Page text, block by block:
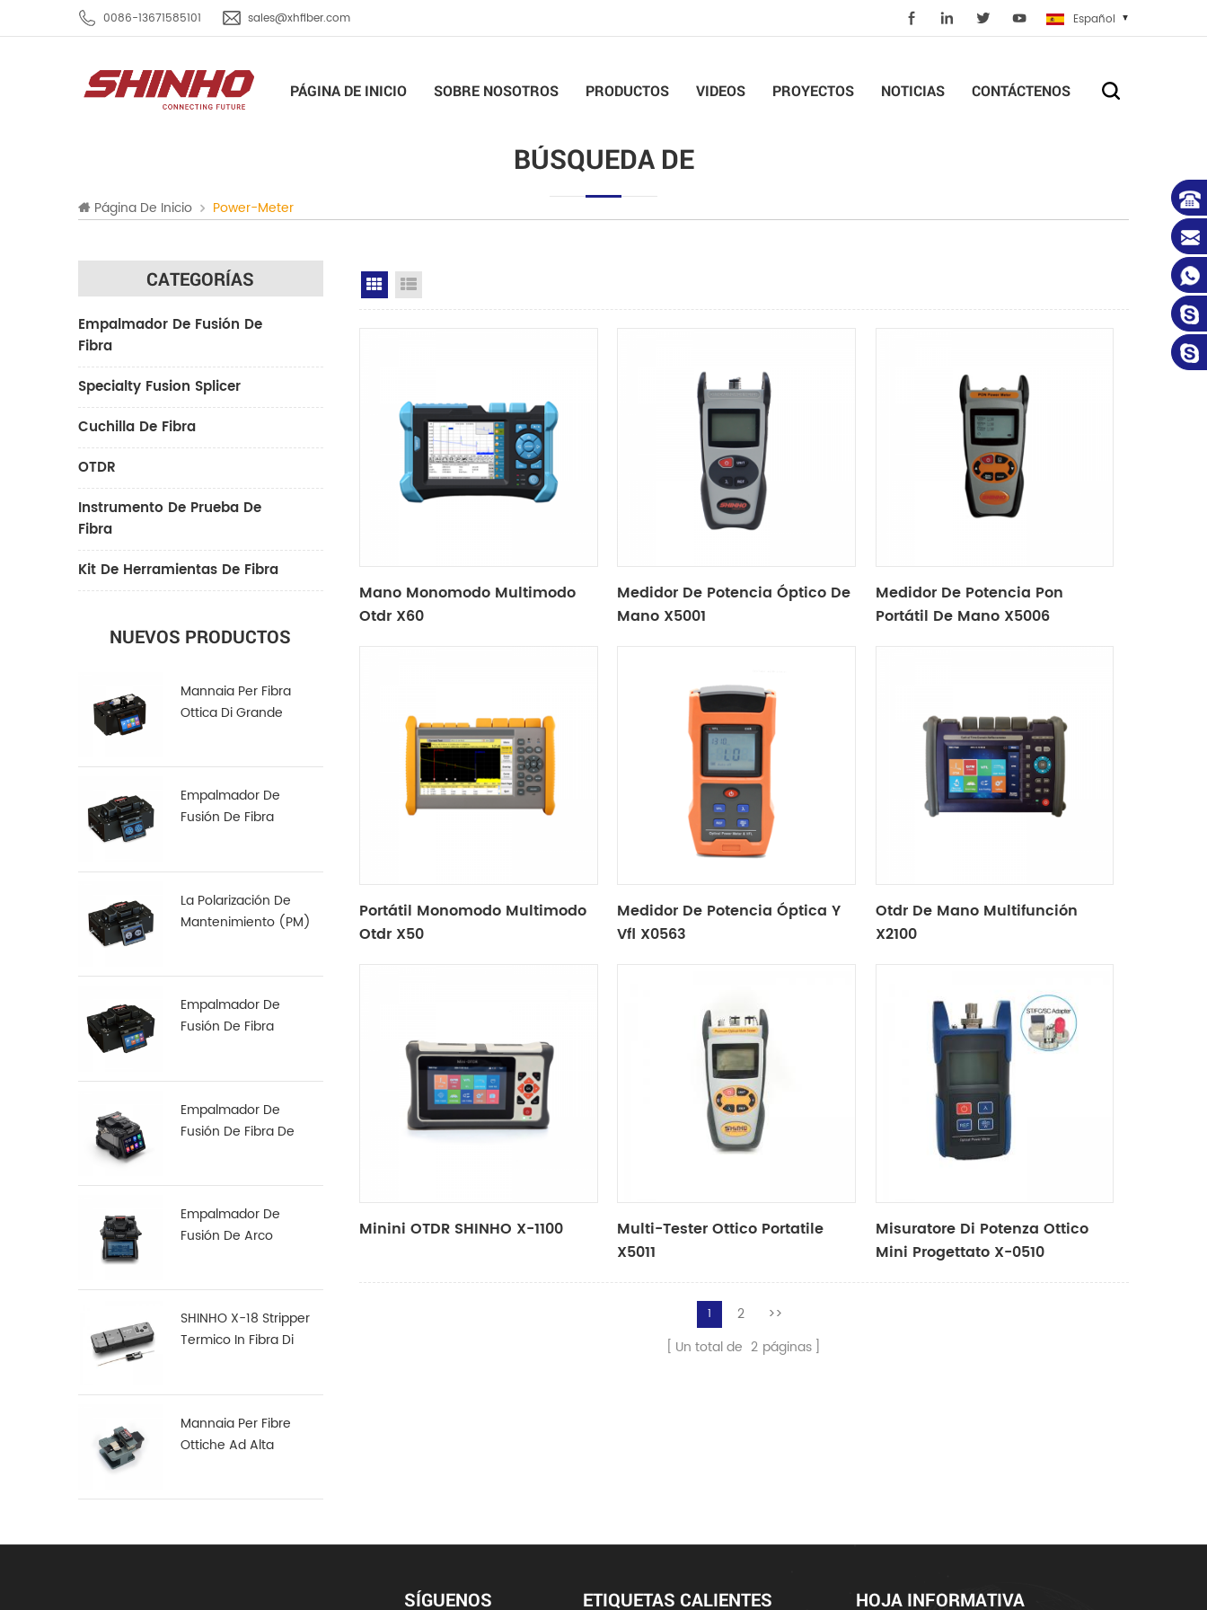
0086-13671585101 sales@xhfiber.com Español
PÁGINA DE INICIO SOBRE NOSOTROS PRODUCTOS VIDEOS PROYECTOS NOTICIAS CONTÁCTENOS
BÚSQUEDA DE
Página De Inicio Power-Meter
CATEGORÍAS
Empalmador De Fusión De
Fibra
Specialty Fusion Splicer
Cuchilla De Fibra
OTDR
Instrumento De Prueba De
Fibra
Kit De Herramientas De Fibra
NUEVOS PRODUCTOS
Mannaia Per Fibra
Ottica Di Grande
Empalmador De
Fusión De Fibra
La Polarización De
Mantenimiento (PM)
Empalmador De
Fusión De Fibra
Empalmador De
Fusión De Fibra De
Empalmador De
Fusión De Arco
SHINHO X-18 Stripper
Termico In Fibra Di
Mannaia Per Fibre
Ottiche Ad Alta
Grid View
Mano Monomodo Multimodo
Otdr X60
Medidor De Potencia Óptico De
Mano X5001
Medidor De Potencia Pon
Portátil De Mano X5006
Portátil Monomodo Multimodo
Otdr X50
Medidor De Potencia Óptica Y
Vfl X0563
Otdr De Mano Multifunción
X2100
Minini OTDR SHINHO X-1100
Multi-Tester Ottico Portatile
X5011
Misuratore Di Potenza Ottico
Mini Progettato X-0510
1 2
>>
Un total de 2 páginas
SÍGUENOS ETIQUETAS CALIENTES HOJA INFORMATIVA